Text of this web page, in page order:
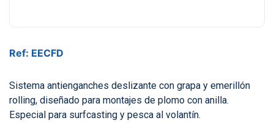
Ref: EECFD
Sistema antienganches deslizante con grapa y emerillón
rolling, diseñado para montajes de plomo con anilla.
Especial para surfcasting y pesca al volantín.